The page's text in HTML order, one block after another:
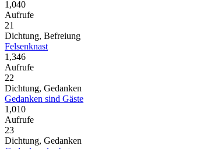
1,040
Aufrufe
21
Dichtung, Befreiung
Felsenknast
1,346
Aufrufe
22
Dichtung, Gedanken
Gedanken sind Gäste
1,010
Aufrufe
23
Dichtung, Gedanken